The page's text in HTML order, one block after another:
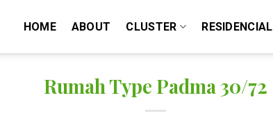
HOME ABOUT CLUSTER RESIDENCIAL
Rumah Type Padma 30/72